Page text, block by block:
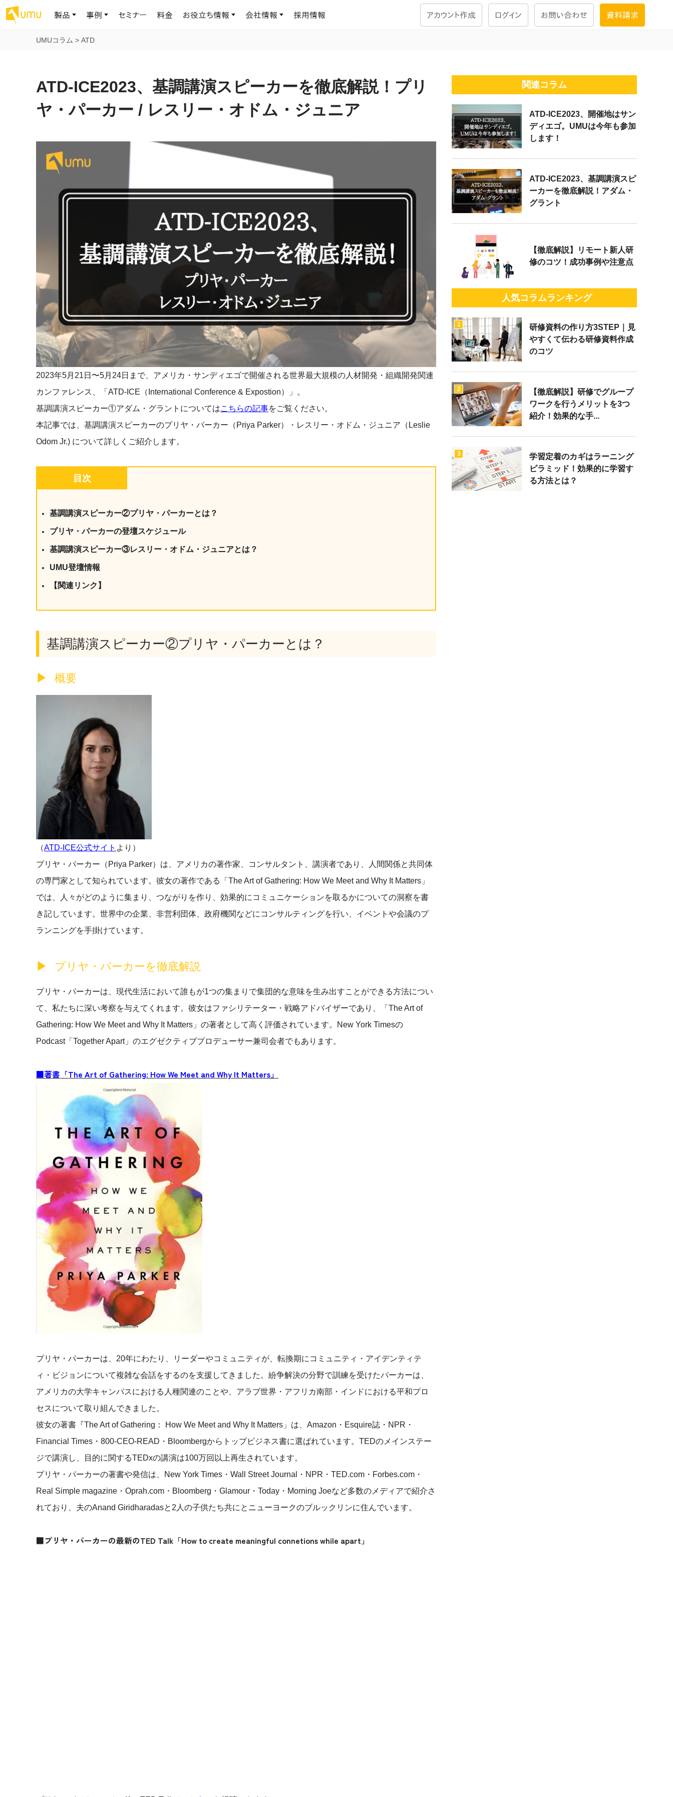
製品
AIリテラシーコース
大規模言語モデル時代のAIリテラ
シー養成オンラインコース
わずか1時間で、初学者から専門家
まで。AIを使いこなすプロンプトリテ
ラシーの習得
AIリテラシー アセスメント
AI人材育成：次世代トップセー
営業担当者のAI活用力を高め、成
約率向上を実現
AI人材育成：ビジネスライティ
AI時代の全ビジネスパーソン必須
のコアスキル。 ドラフト作成を自動
化し、業務スピードを加速
AI人材育成：タイムマネジメント
断。 時間の管理からエネルギーの
管理へ
AI人材育成：プロジェクトマネ
戦略を立案。組織を巻き込み、成果
を出す推進力を養う
AI人材育成：HRエンパワーメ
人と向き合い、組織を変える戦略人
AIロープレ
学習の科学に基づくAIロープレで、
現場スキルを再現可能な組織成果
へ
AIとの対話トレーニングによる、効
果的な会話パターンの習得。マネー
AI部下との対話シミュレーションで
マネジメント課題を特定。個別フィ
ードバックでスキルを定着
製品紹介や営業トレーニングといっ
た、重要なビジネスプレゼンに最適
化されたPPTスピーチ練習
UMU AI課題
AIによる個別フィードバックで練習
の質を飛躍的に高め、スキルアップ
AIバーチャル講師の動画をワンクリ
ックで作成。企業研修やマニュアル
らの質問に回答する専属のAIアシ
スピーチやプレゼンに効果的なジェ
ラーニングプラットフォーム
データセンター
セキュリティー
学習ツール
試験を受ける
大画面インタラクション
学習プログラム
事例
お客様の課題解決のプロセスと成果を、インタビュー記事でご紹介し
お客様の声
導入企業一覧
セミナー 料金 お役立ち情報
AI活用や人材育成に役立つ、課題解決のための資料を無料でご提
供します
お知らせ
UMUコースマーケット
専門家がAIや組織開発を深掘り解説する、実践に役立つナレッジで
す
よくある質問
サービスのご利用方法や料金など、多く寄せられるご質問にお答えし
会社情報
世界203カ国・国内28,000社以上の導入実績と基本情報
私たちについて
ミッション・ビジョン、社名に込められた想い
AI時代に、人間の可能性を拡張する。学びと人的資本の未来
代表と各分野の顧問・アドバイザーをご紹介
採用情報 アカウント作成 ログイン お問い合わせ 資料請求
UMUコラム > ATD
ATD-ICE2023、基調講演スピーカーを徹底解説！プリ
ヤ・パーカー / レスリー・オドム・ジュニア
2023年5月21日〜5月24日まで、アメリカ・サンディエゴで開催される世界最大規模の人材開発・組織開発関連
カンファレンス、「ATD-ICE（International Conference & Expostion）」。
基調講演スピーカー①アダム・グラントについてはこちらの記事をご覧ください。
本記事では、基調講演スピーカーのプリヤ・パーカー（Priya Parker）・レスリー・オドム・ジュニア（Leslie
Odom Jr.) について詳しくご紹介します。
目次
基調講演スピーカー②プリヤ・パーカーとは？
プリヤ・パーカーの登壇スケジュール
基調講演スピーカー③レスリー・オドム・ジュニアとは？
UMU登壇情報
【関連リンク】
基調講演スピーカー②プリヤ・パーカーとは？
概要
（ATD-ICE公式サイト より）
プリヤ・パーカー（Priya Parker）は、アメリカの著作家、コンサルタント、講演者であり、人間関係と共同体
の専門家として知られています。彼女の著作である「The Art of Gathering: How We Meet and Why It Matters」
では、人々がどのように集まり、つながりを作り、効果的にコミュニケーションを取るかについての洞察を書
き記しています。世界中の企業、非営利団体、政府機関などにコンサルティングを行い、イベントや会議のプ
ランニングを手掛けています。
プリヤ・パーカーを徹底解説
プリヤ・パーカーは、現代生活において誰もが1つの集まりで集団的な意味を生み出すことができる方法につい
て、私たちに深い考察を与えてくれます。彼女はファシリテーター・戦略アドバイザーであり、「The Art of
Gathering: How We Meet and Why It Matters」の著者として高く評価されています。New York Timesの
Podcast「Together Apart」のエグゼクティブプロデューサー兼司会者でもあります。
■著書「The Art of Gathering: How We Meet and Why It Matters」
プリヤ・パーカーは、20年にわたり、リーダーやコミュニティが、転換期にコミュニティ・アイデンティテ
ィ・ビジョンについて複雑な会話をするのを支援してきました。紛争解決の分野で訓練を受けたパーカーは、
アメリカの大学キャンパスにおける人種関連のことや、アラブ世界・アフリカ南部・インドにおける平和プロ
セスについて取り組んできました。
彼女の著書『The Art of Gathering： How We Meet and Why It Matters」は、 Amazon・Esquire誌・NPR・
Financial Times・800-CEO-READ・Bloombergからトップビジネス書に選ばれています。TEDのメインステー
ジで講演し、目的に関するTEDxの講演は100万回以上再生されています。
プリヤ・パーカーの著書や発信は、
New York Times・Wall Street Journal・NPR・TED.com・Forbes.com・
Real Simple magazine・Oprah.com・Bloomberg・Glamour・Today・Morning Joeなど多数のメディアで紹介さ
れており、夫のAnand Giridharadasと2人の子供たち共にとニューヨークのブルックリンに住んでいます。
■プリヤ・パーカーの最新のTED Talk「How to create meaningful connetions while apart」
関連コラム
ATD-ICE2023、開催地はサン
ディエゴ。UMUは今年も参加
します！
ATD-ICE2023、基調講演スピ
ーカーを徹底解説！アダム・
グラント
【徹底解説】リモート新人研
修のコツ！成功事例や注意点
人気コラムランキング
1
研修資料の作り方3STEP｜見
やすくて伝わる研修資料作成
のコツ
2
【徹底解説】研修でグループ
ワークを行うメリットを3つ
紹介！効果的な手...
3
学習定着のカギはラーニング
ピラミッド！効果的に学習す
る方法とは？